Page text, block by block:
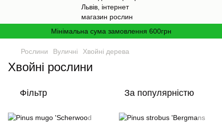
Мінімальна сума замовлення 600грн
Рослини Вуличні Хвойні дерева
Хвойні рослини
Фільтр За популярністю